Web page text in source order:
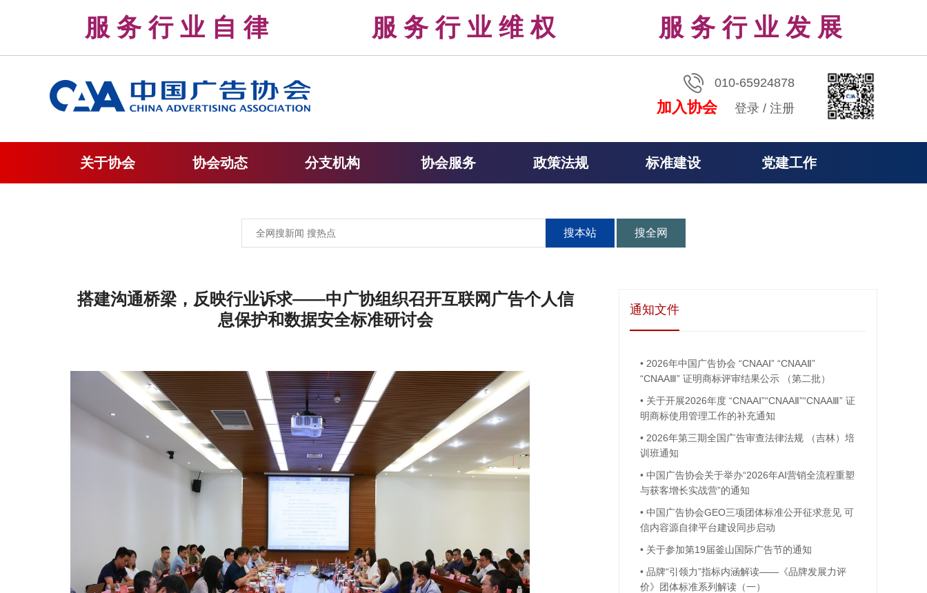
服 务 行 业 自 律 服 务 行 业 维 权 服 务 行 业 发 展
010-65924878
加入协会 登录 / 注册
关于协会 协会动态 分支机构 协会服务 政策法规 标准建设 党建工作
搜本站 搜全网
搭建沟通桥梁，反映行业诉求——中广协组织召开互联网广告个人信
息保护和数据安全标准研讨会
通知文件
• 2026年中国广告协会 “CNAAⅠ” “CNAAⅡ”
“CNAAⅢ” 证明商标评审结果公示 （第二批）
• 关于开展2026年度 “CNAAⅠ”“CNAAⅡ”“CNAAⅢ” 证
明商标使用管理工作的补充通知
• 2026年第三期全国广告审查法律法规 （吉林）培
训班通知
• 中国广告协会关于举办“2026年AI营销全流程重塑
与获客增长实战营”的通知
• 中国广告协会GEO三项团体标准公开征求意见 可
信内容源自律平台建设同步启动
• 关于参加第19届釜山国际广告节的通知
• 品牌“引领力”指标内涵解读——《品牌发展力评
价》团体标准系列解读（一）